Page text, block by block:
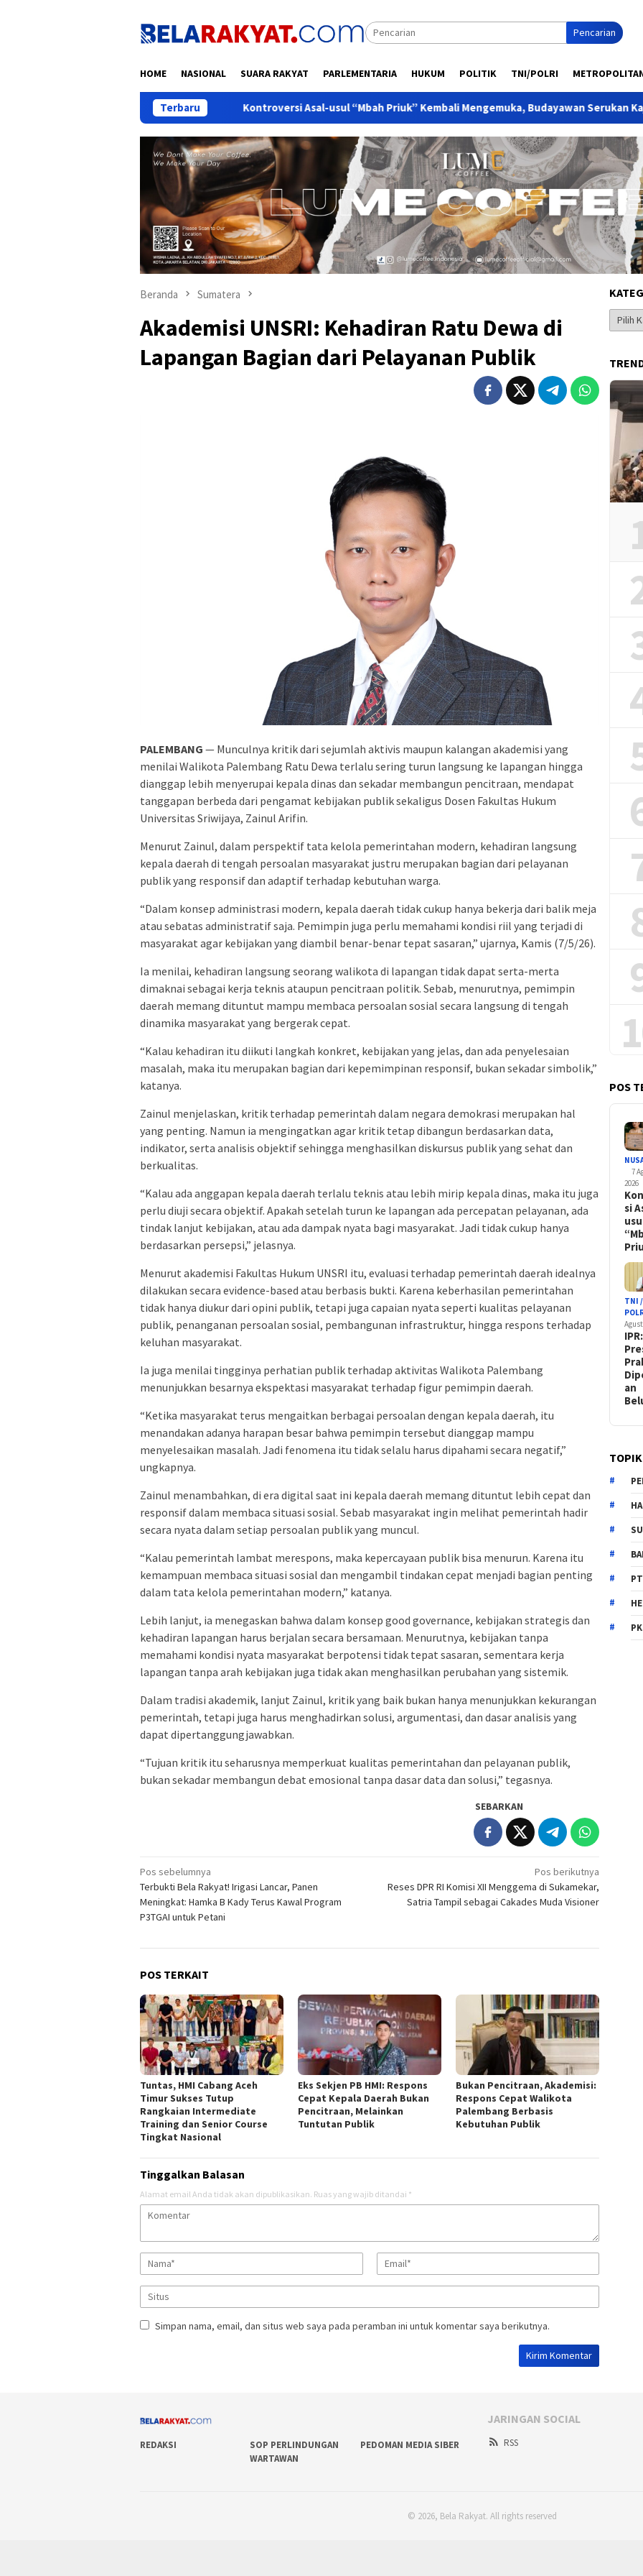
Pencarian
HOME NASIONAL SUARA RAKYAT PARLEMENTARIA HUKUM POLITIK TNI/POLRI
Terbaru
Kontroversi Asal-usul “Mbah Priuk” Kembali Mengemuka, Budayawan Serukan Kajian Ilmiah
Beranda Sumatera
Akademisi UNSRI: Kehadiran Ratu Dewa di
Lapangan Bagian dari Pelayanan Publik
PALEMBANG — Munculnya kritik dari sejumlah aktivis maupun kalangan akademisi yang
menilai Walikota Palembang Ratu Dewa terlalu sering turun langsung ke lapangan hingga
dianggap lebih menyerupai kepala dinas dan sekadar membangun pencitraan, mendapat
tanggapan berbeda dari pengamat kebijakan publik sekaligus Dosen Fakultas Hukum
Universitas Sriwijaya, Zainul Arifin.
Menurut Zainul, dalam perspektif tata kelola pemerintahan modern, kehadiran langsung
kepala daerah di tengah persoalan masyarakat justru merupakan bagian dari pelayanan
publik yang responsif dan adaptif terhadap kebutuhan warga.
“Dalam konsep administrasi modern, kepala daerah tidak cukup hanya bekerja dari balik meja
atau sebatas administratif saja. Pemimpin juga perlu memahami kondisi riil yang terjadi di
masyarakat agar kebijakan yang diambil benar-benar tepat sasaran,” ujarnya, Kamis (7/5/26).
Ia menilai, kehadiran langsung seorang walikota di lapangan tidak dapat serta-merta
dimaknai sebagai kerja teknis ataupun pencitraan politik. Sebab, menurutnya, pemimpin
daerah memang dituntut mampu membaca persoalan sosial secara langsung di tengah
dinamika masyarakat yang bergerak cepat.
“Kalau kehadiran itu diikuti langkah konkret, kebijakan yang jelas, dan ada penyelesaian
masalah, maka itu merupakan bagian dari kepemimpinan responsif, bukan sekadar simbolik,”
katanya.
Zainul menjelaskan, kritik terhadap pemerintah dalam negara demokrasi merupakan hal
yang penting. Namun ia mengingatkan agar kritik tetap dibangun berdasarkan data,
indikator, serta analisis objektif sehingga menghasilkan diskursus publik yang sehat dan
berkualitas.
“Kalau ada anggapan kepala daerah terlalu teknis atau lebih mirip kepala dinas, maka itu juga
perlu diuji secara objektif. Apakah setelah turun ke lapangan ada percepatan pelayanan, ada
tindak lanjut kebijakan, atau ada dampak nyata bagi masyarakat. Jadi tidak cukup hanya
berdasarkan persepsi,” jelasnya.
Menurut akademisi Fakultas Hukum UNSRI itu, evaluasi terhadap pemerintah daerah idealnya
dilakukan secara evidence-based atau berbasis bukti. Karena keberhasilan pemerintahan
tidak hanya diukur dari opini publik, tetapi juga capaian nyata seperti kualitas pelayanan
publik, penanganan persoalan sosial, pembangunan infrastruktur, hingga respons terhadap
keluhan masyarakat.
Ia juga menilai tingginya perhatian publik terhadap aktivitas Walikota Palembang
menunjukkan besarnya ekspektasi masyarakat terhadap figur pemimpin daerah.
“Ketika masyarakat terus mengaitkan berbagai persoalan dengan kepala daerah, itu
menandakan adanya harapan besar bahwa pemimpin tersebut dianggap mampu
menyelesaikan masalah. Jadi fenomena itu tidak selalu harus dipahami secara negatif,”
ungkapnya.
Zainul menambahkan, di era digital saat ini kepala daerah memang dituntut lebih cepat dan
responsif dalam membaca situasi sosial. Sebab masyarakat ingin melihat pemerintah hadir
secara nyata dalam setiap persoalan publik yang muncul.
“Kalau pemerintah lambat merespons, maka kepercayaan publik bisa menurun. Karena itu
kemampuan membaca situasi sosial dan mengambil tindakan cepat menjadi bagian penting
dalam tata kelola pemerintahan modern,” katanya.
Lebih lanjut, ia menegaskan bahwa dalam konsep good governance, kebijakan strategis dan
kehadiran lapangan harus berjalan secara bersamaan. Menurutnya, kebijakan tanpa
memahami kondisi nyata masyarakat berpotensi tidak tepat sasaran, sementara kerja
lapangan tanpa arah kebijakan juga tidak akan menghasilkan perubahan yang sistemik.
Dalam tradisi akademik, lanjut Zainul, kritik yang baik bukan hanya menunjukkan kekurangan
pemerintah, tetapi juga harus menghadirkan solusi, argumentasi, dan dasar analisis yang
dapat dipertanggungjawabkan.
“Tujuan kritik itu seharusnya memperkuat kualitas pemerintahan dan pelayanan publik,
bukan sekadar membangun debat emosional tanpa dasar data dan solusi,” tegasnya.
SEBARKAN
Navigasi
pos
Pos sebelumnya
Terbukti Bela Rakyat! Irigasi Lancar, Panen
Meningkat: Hamka B Kady Terus Kawal Program
P3TGAI untuk Petani
Pos berikutnya
Reses DPR RI Komisi XII Menggema di Sukamekar,
Satria Tampil sebagai Cakades Muda Visioner
POS TERKAIT
Tuntas, HMI Cabang Aceh
Timur Sukses Tutup
Rangkaian Intermediate
Training dan Senior Course
Tingkat Nasional
Eks Sekjen PB HMI: Respons
Cepat Kepala Daerah Bukan
Pencitraan, Melainkan
Tuntutan Publik
Bukan Pencitraan, Akademisi:
Respons Cepat Walikota
Palembang Berbasis
Kebutuhan Publik
Tinggalkan Balasan
Alamat email Anda tidak akan dipublikasikan. Ruas yang wajib ditandai *
Simpan nama, email, dan situs web saya pada peramban ini untuk komentar saya berikutnya.
Berita
POS
7
2026
si
TNI /
IPR:
an
REDAKSI
SOP PERLINDUNGAN
WARTAWAN
PEDOMAN MEDIA SIBER
JARINGAN SOCIAL
RSS
© 2026, Bela Rakyat. All rights reserved